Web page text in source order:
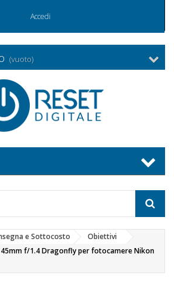
Accedi
(vuoto)
e Sottocosto
Obiettivi
f/1.4 Dragonfly per fotocamere Nikon